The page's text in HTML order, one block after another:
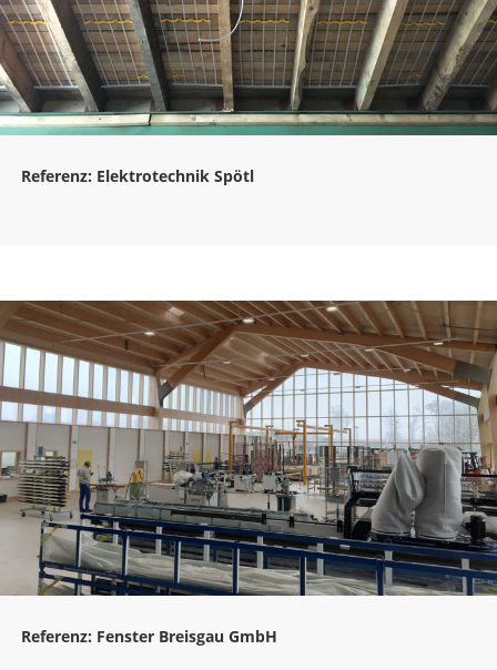
Referenz: Elektrotechnik Spötl
Referenz: Fenster Breisgau GmbH